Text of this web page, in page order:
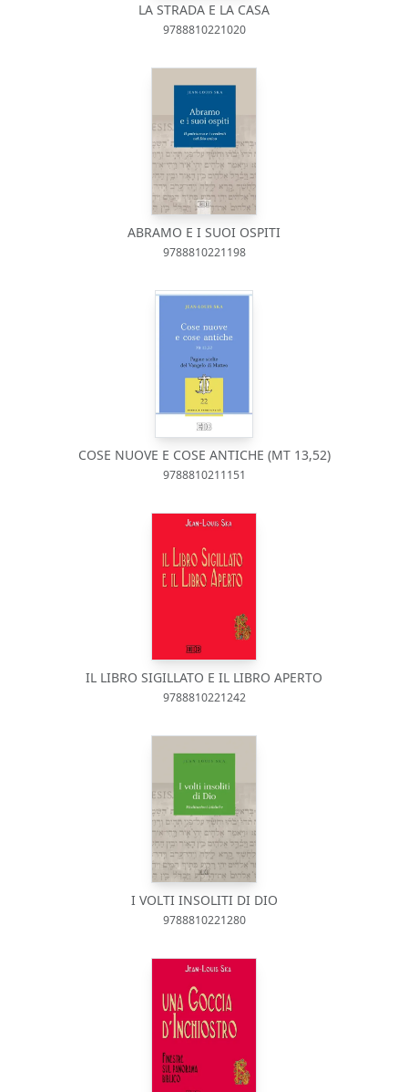
LA STRADA E LA CASA
9788810221020
ABRAMO E I SUOI OSPITI
9788810221198
COSE NUOVE E COSE ANTICHE (MT 13,52)
9788810211151
IL LIBRO SIGILLATO E IL LIBRO APERTO
9788810221242
I VOLTI INSOLITI DI DIO
9788810221280